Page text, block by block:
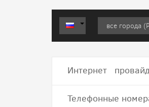
Интернет
Телефонные